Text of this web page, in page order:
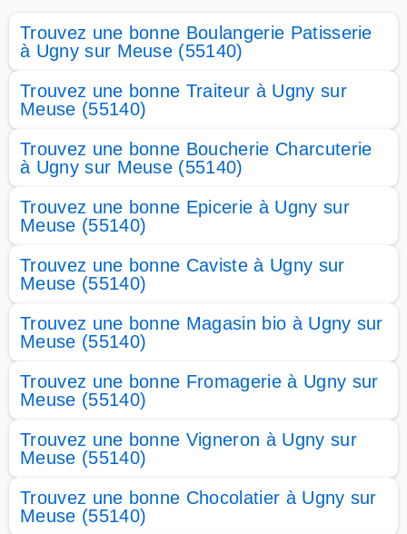
Trouvez une bonne Boulangerie Patisserie
à Ugny sur Meuse (55140)
Trouvez une bonne Traiteur à Ugny sur
Meuse (55140)
Trouvez une bonne Boucherie Charcuterie
à Ugny sur Meuse (55140)
Trouvez une bonne Epicerie à Ugny sur
Meuse (55140)
Trouvez une bonne Caviste à Ugny sur
Meuse (55140)
Trouvez une bonne Magasin bio à Ugny sur
Meuse (55140)
Trouvez une bonne Fromagerie à Ugny sur
Meuse (55140)
Trouvez une bonne Vigneron à Ugny sur
Meuse (55140)
Trouvez une bonne Chocolatier à Ugny sur
Meuse (55140)